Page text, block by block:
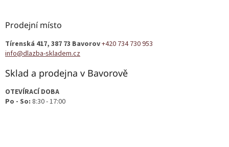
Prodejní místo
Tírenská 417, 387 73 Bavorov+420 734 730 953
info@dlazba-skladem.cz
Sklad a prodejna v Bavorově
OTEVÍRACÍ DOBA
Po - So: 8:30 - 17:00